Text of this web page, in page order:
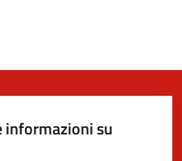
informazioni su